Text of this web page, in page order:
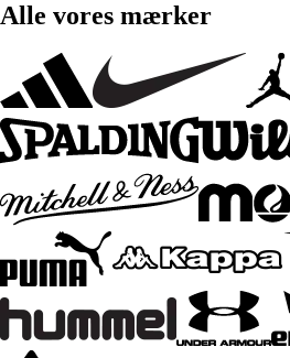
Alle vores mærker